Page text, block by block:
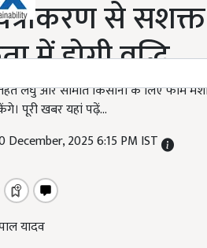
से सशक्त
में होगी वृद्धि
लघु और सीमांत किसानों के लिए फार्म
पूरी खबर यहां पढ़ें...
December, 2025 6:15 PM IST
यादव